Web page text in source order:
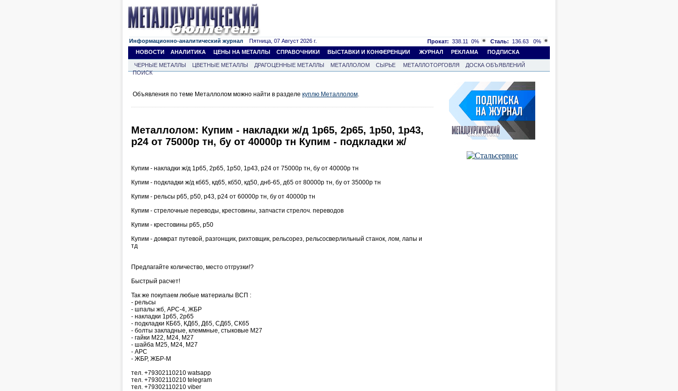
Информационно-аналитический журнал Пятница, 07 Август 2026 г. Прокат: 338.11 0% Сталь: 136.63
0%
НОВОСТИ
АНАЛИТИКА ЦЕНЫ НА МЕТАЛЛЫ СПРАВОЧНИКИ ВЫСТАВКИ И КОНФЕРЕНЦИИ ЖУРНАЛ РЕКЛАМА ПОДПИСКА
ЧЕРНЫЕ МЕТАЛЛЫ ЦВЕТНЫЕ МЕТАЛЛЫ ДРАГОЦЕННЫЕ МЕТАЛЛЫ МЕТАЛЛОЛОМ СЫРЬЕ МЕТАЛЛОТОРГОВЛЯ
ДОСКА ОБЪЯВЛЕНИЙ
ПОИСК
Объявления по теме Металлолом можно найти в разделе куплю Металлолом.
Металлолом: Купим - накладки ж/д 1р65, 2р65, 1р50, 1р43,
р24 от 75000р тн, бу от 40000р тн Купим - подкладки ж/
Купим - накладки ж/д 1р65, 2р65, 1р50, 1р43, р24 от 75000р тн, бу от 40000р тн
Купим - подкладки ж/д кб65, кд65, кб50, кд50, дн6-65, д65 от 80000р тн, бу от 35000р тн
Купим - рельсы р65, р50, р43, р24 от 60000р тн, бу от 40000р тн
Купим - стрелочные переводы, крестовины, запчасти стрелоч. переводов
Купим - крестовины р65, р50
Купим - домкрат путевой, разгонщик, рихтовщик, рельсорез, рельсосверлильный станок, лом, лапы и
тд
Предлагайте количество, место отгрузки!?
Быстрый расчет!
Так же покупаем любые материалы ВСП :
- рельсы
- шпалы жб, АРС-4, ЖБР
- накладки 1р65, 2р65
- подкладки КБ65, КД65, Д65, СД65, СК65
- болты закладные, клеммные, стыковые М27
- гайки М22, М24, М27
- шайба М25, М24, М27
- АРС
- ЖБР, ЖБР-М
тел. +79302110210 watsapp
тел. +79302110210 telegram
тел. +79302110210 viber